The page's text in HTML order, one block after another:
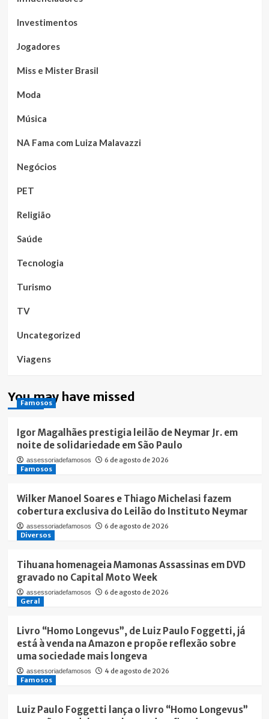
Investimentos
Jogadores
Miss e Mister Brasil
Moda
Música
NA Fama com Luiza Malavazzi
Negócios
PET
Religião
Saúde
Tecnologia
Turismo
TV
Uncategorized
Viagens
You may have missed
Famosos
Igor Magalhães prestigia leilão de Neymar Jr. em
noite de solidariedade em São Paulo
assessoriadefamosos
6 de agosto de 2026
Famosos
Wilker Manoel Soares e Thiago Michelasi fazem
cobertura exclusiva do Leilão do Instituto Neymar
assessoriadefamosos
6 de agosto de 2026
Diversos
Tihuana homenageia Mamonas Assassinas em DVD
gravado no Capital Moto Week
assessoriadefamosos
6 de agosto de 2026
Geral
Livro “Homo Longevus”, de Luiz Paulo Foggetti, já
está à venda na Amazon e propõe reflexão sobre
uma sociedade mais longeva
assessoriadefamosos
4 de agosto de 2026
Famosos
Luiz Paulo Foggetti lança o livro “Homo Longevus”